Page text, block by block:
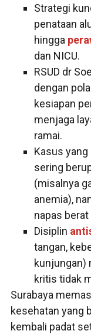
Strategi
penataan
hingga
dan NICU.
RSUD dr
dengan
kesiapan
menjaga
ramai.
Kasus
sering
(misalnya
anemia),
napas
Disiplin
tangan,
kunjungan)
kritis tidak
Surabaya
kesehatan yang
kembali padat